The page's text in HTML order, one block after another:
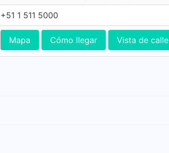
+51 1 511 5000
Mapa Cómo llegar Vista de calle